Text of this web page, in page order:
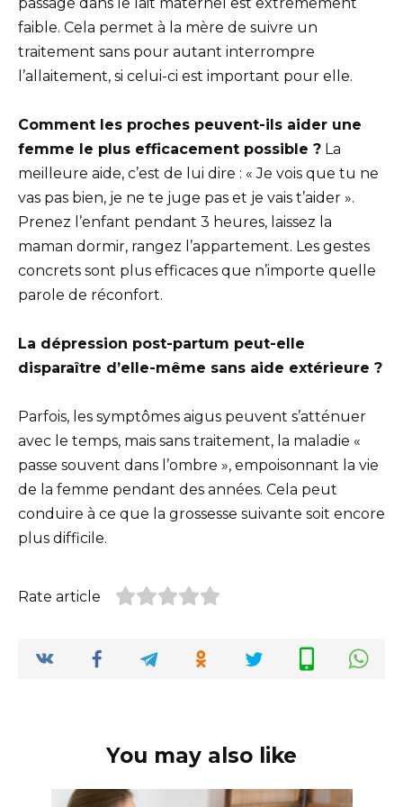
faible. Cela permet à la mère de suivre un
traitement sans pour autant interrompre
l’allaitement, si celui-ci est important pour elle.
Comment les proches peuvent-ils aider une
femme le plus efficacement possible ? La
meilleure aide, c’est de lui dire : « Je vois que tu ne
vas pas bien, je ne te juge pas et je vais t’aider ».
Prenez l’enfant pendant 3 heures, laissez la
maman dormir, rangez l’appartement. Les gestes
concrets sont plus efficaces que n’importe quelle
parole de réconfort.
La dépression post-partum peut-elle
disparaître d’elle-même sans aide extérieure ?
Parfois, les symptômes aigus peuvent s’atténuer
avec le temps, mais sans traitement, la maladie «
passe souvent dans l’ombre », empoisonnant la vie
de la femme pendant des années. Cela peut
conduire à ce que la grossesse suivante soit encore
plus difficile.
Rate article
You may also like